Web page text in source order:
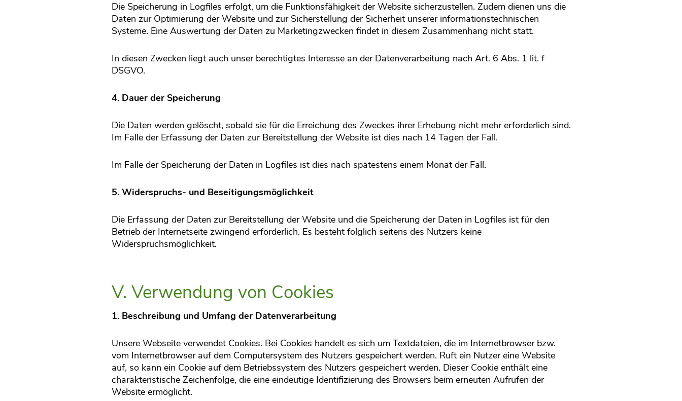
Die Speicherung in Logfiles erfolgt, um die Funktionsfähigkeit der Website sicherzustellen. Zudem dienen uns die
Daten zur Optimierung der Website und zur Sicherstellung der Sicherheit unserer informationstechnischen
Systeme. Eine Auswertung der Daten zu Marketingzwecken findet in diesem Zusammenhang nicht statt.
In diesen Zwecken liegt auch unser berechtigtes Interesse an der Datenverarbeitung nach Art. 6 Abs. 1 lit. f
DSGVO.
4. Dauer der Speicherung
Die Daten werden gelöscht, sobald sie für die Erreichung des Zweckes ihrer Erhebung nicht mehr erforderlich sind.
Im Falle der Erfassung der Daten zur Bereitstellung der Website ist dies nach 14 Tagen der Fall.
Im Falle der Speicherung der Daten in Logfiles ist dies nach spätestens einem Monat der Fall.
5. Widerspruchs- und Beseitigungsmöglichkeit
Die Erfassung der Daten zur Bereitstellung der Website und die Speicherung der Daten in Logfiles ist für den
Betrieb der Internetseite zwingend erforderlich. Es besteht folglich seitens des Nutzers keine
Widerspruchsmöglichkeit.
V. Verwendung von Cookies
1. Beschreibung und Umfang der Datenverarbeitung
Unsere Webseite verwendet Cookies. Bei Cookies handelt es sich um Textdateien, die im Internetbrowser bzw.
vom Internetbrowser auf dem Computersystem des Nutzers gespeichert werden. Ruft ein Nutzer eine Website
auf, so kann ein Cookie auf dem Betriebssystem des Nutzers gespeichert werden. Dieser Cookie enthält eine
charakteristische Zeichenfolge, die eine eindeutige Identifizierung des Browsers beim erneuten Aufrufen der
Website ermöglicht.